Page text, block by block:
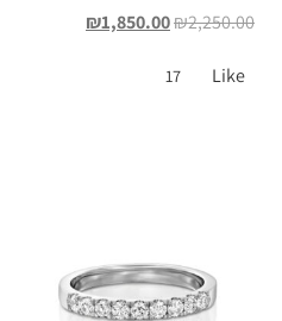
₪2,250.00
₪1,850.00
Like
17